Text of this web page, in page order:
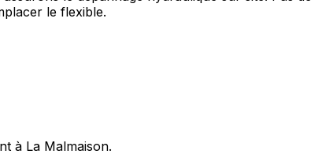
le flexible.
à La Malmaison.